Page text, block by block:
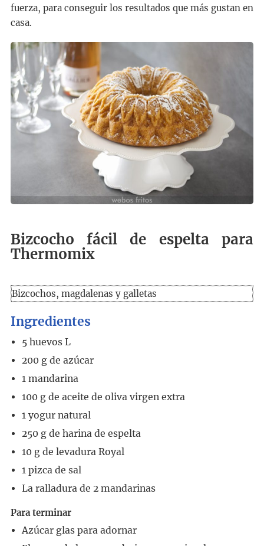
fuerza, para conseguir los resultados que más gustan en
casa.
Bizcocho fácil de espelta para
Thermomix
Bizcochos, magdalenas y galletas
Ingredientes
5 huevos L
200 g de azúcar
1 mandarina
100 g de aceite de oliva virgen extra
1 yogur natural
250 g de harina de espelta
10 g de levadura Royal
1 pizca de sal
La ralladura de 2 mandarinas
Para terminar
Azúcar glas para adornar